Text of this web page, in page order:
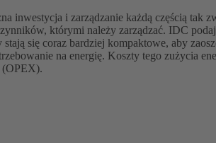
inwestycja i zarządzanie każdą częścią tak
którymi należy zarządzać. IDC
się coraz bardziej kompaktowe, aby
na energię. Koszty tego zużycia
(OPEX).